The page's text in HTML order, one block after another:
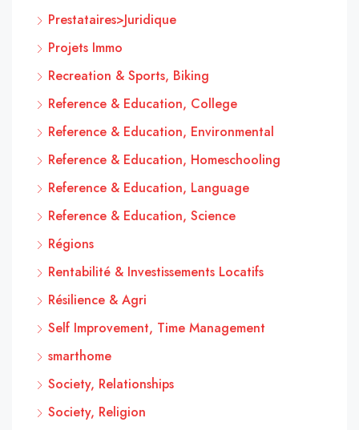
Prestataires>Juridique
Projets Immo
Recreation & Sports, Biking
Reference & Education, College
Reference & Education, Environmental
Reference & Education, Homeschooling
Reference & Education, Language
Reference & Education, Science
Régions
Rentabilité & Investissements Locatifs
Résilience & Agri
Self Improvement, Time Management
smarthome
Society, Relationships
Society, Religion